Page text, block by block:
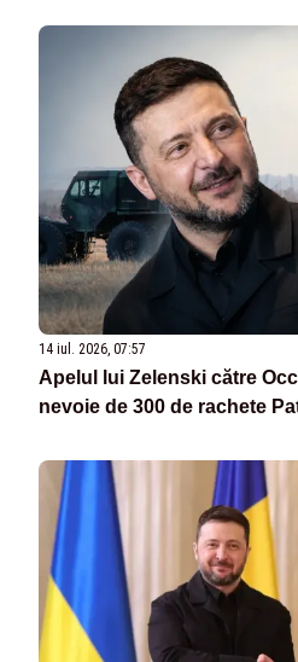
14 iul. 2026, 07:57
Apelul lui Zelenski către
nevoie de 300 de rachete